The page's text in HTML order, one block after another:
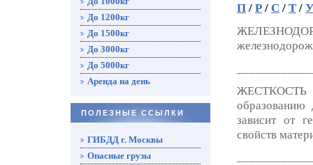
П / Р / С / Т / У
ЖЕСТКОСТЬ -
зависит от
свойств
До 1200кг
До 1500кг
До 3000кг
До 5000кг
Аренда на день
ПОЛЕЗНЫЕ ССЫЛКИ
ГИБДД г. Москвы
Опасные грузы